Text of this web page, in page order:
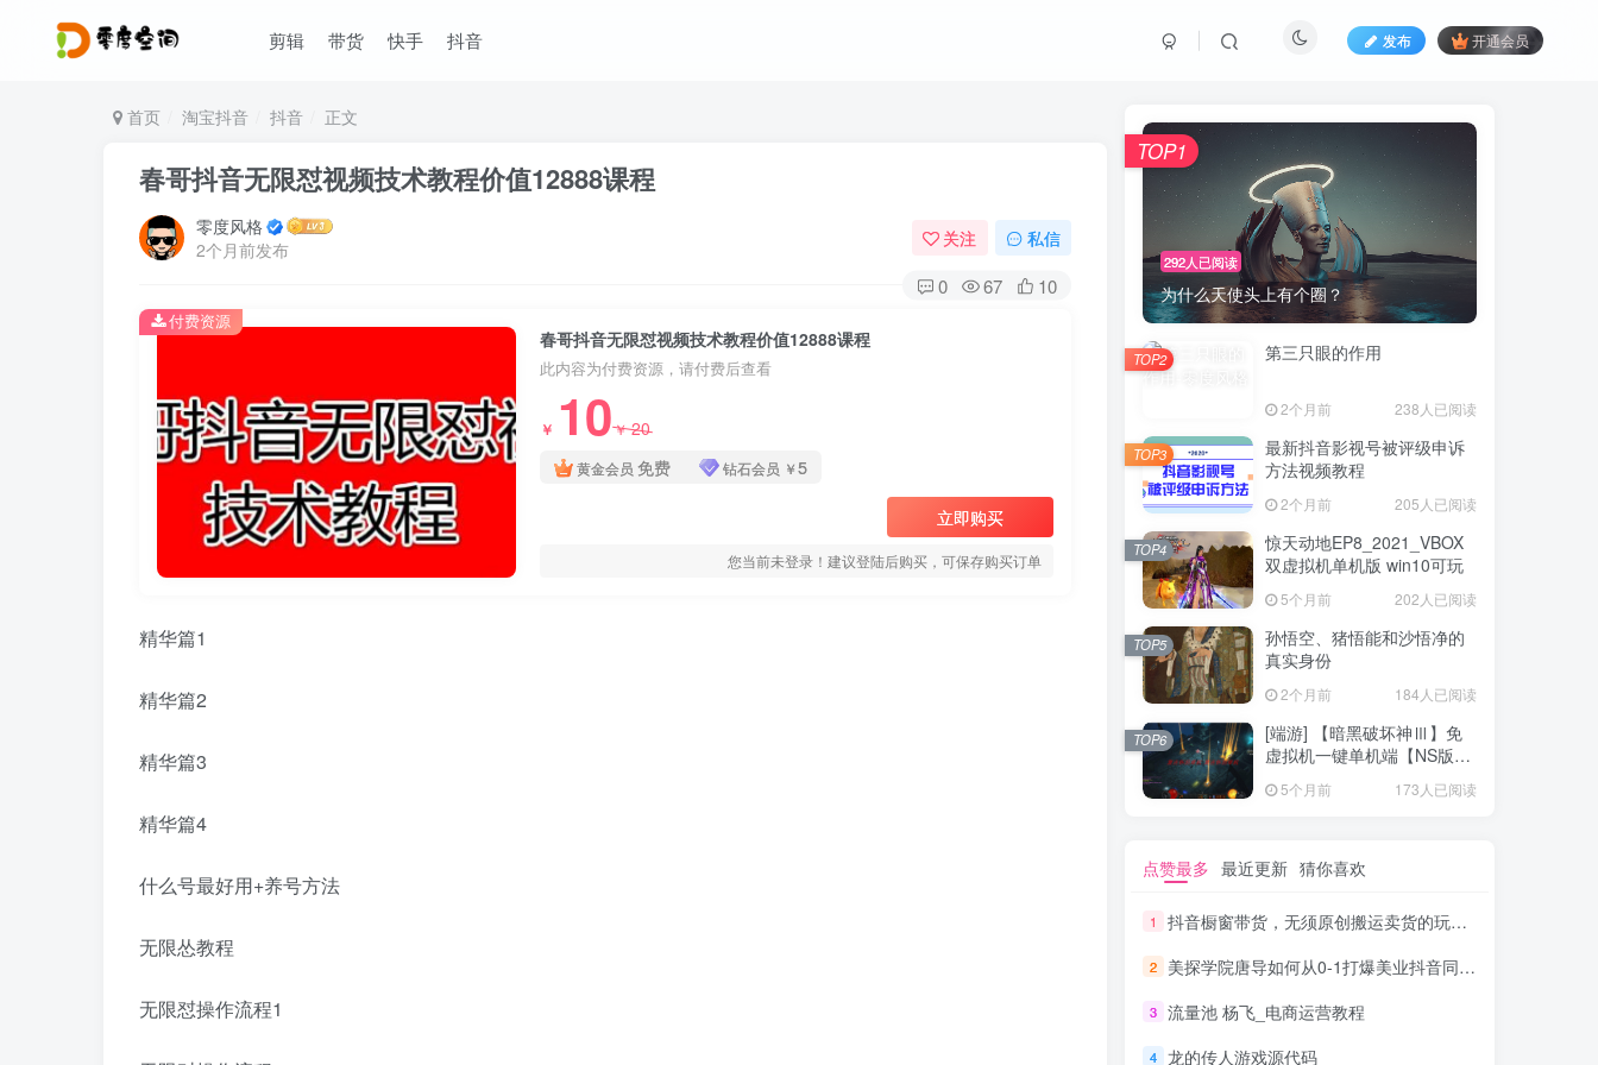
剪辑 带货 快手 抖音 发布 开通会员
首页 淘宝抖音 抖音 正文
春哥抖音无限怼视频技术教程价值12888课程
零度风格
2个月前发布
关注 私信
0 67 10
春哥抖音无限怼视频技术教程价值12888课程
此内容为付费资源，请付费后查看
￥ 10￥20
黄金会员 免费 钻石会员 ￥5
立即购买
您当前未登录！建议登陆后购买，可保存购买订单
付费资源
精华篇1
精华篇2
精华篇3
精华篇4
什么号最好用+养号方法
无限怂教程
无限怼操作流程1
292人已阅读
为什么天使头上有个圈？
TOP1
第三只眼的作用
2个月前 238人已阅读
TOP2
最新抖音影视号被评级申诉
方法视频教程
2个月前 205人已阅读
TOP3
惊天动地EP8_2021_VBOX
双虚拟机单机版 win10可玩
5个月前 202人已阅读
TOP4
孙悟空、猪悟能和沙悟净的
真实身份
2个月前 184人已阅读
TOP5
[端游] 【暗黑破坏神Ⅲ】免
虚拟机一键单机端【NS版
5个月前 173人已阅读
TOP6
点赞最多 最近更新 猜你喜欢
1 抖音橱窗带货，无须原创搬运卖货的玩法实现躺赚 单号月入1000-2000元
2 美探学院唐导如何从0-1打爆美业抖音同城号变现千万
3 流量池 杨飞_电商运营教程
4 龙的传人游戏源代码